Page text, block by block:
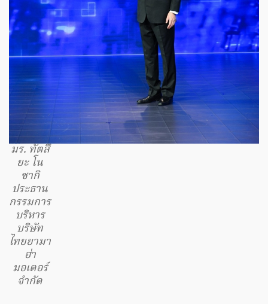
มร. ทัตสึ
ยะ โน
ซากิ
ประธาน
กรรมการ
บริหาร
บริษัท
ไทยยามา
ฮ่า
มอเตอร์
จำกัด